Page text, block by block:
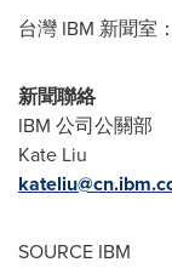
台灣 IBM 新聞室：
新聞聯絡
IBM 公司公關部
Kate Liu
SOURCE IBM